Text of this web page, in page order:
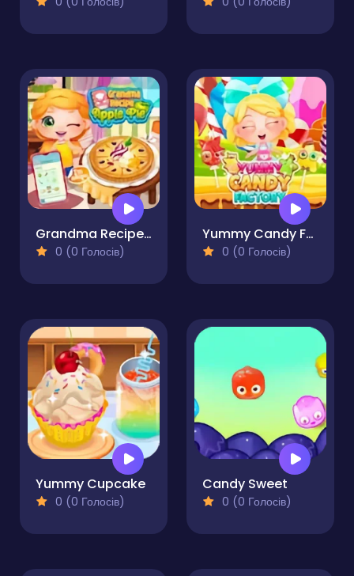
Grandma Recipe Apple Pie
0 (0 Голосів)
Yummy Candy Factory
0 (0 Голосів)
Yummy Cupcake
0 (0 Голосів)
Candy Sweet
0 (0 Голосів)